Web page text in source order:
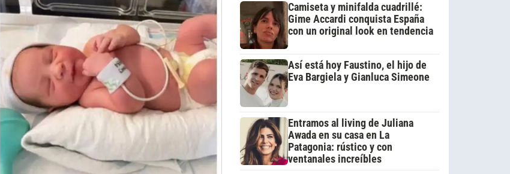
Camiseta y minifalda cuadrillé:
Gime Accardi conquista España
con un original look en tendencia
Así está hoy Faustino, el hijo de
Eva Bargiela y Gianluca Simeone
Entramos al living de Juliana
Awada en su casa en La
Patagonia: rústico y con
ventanales increíbles